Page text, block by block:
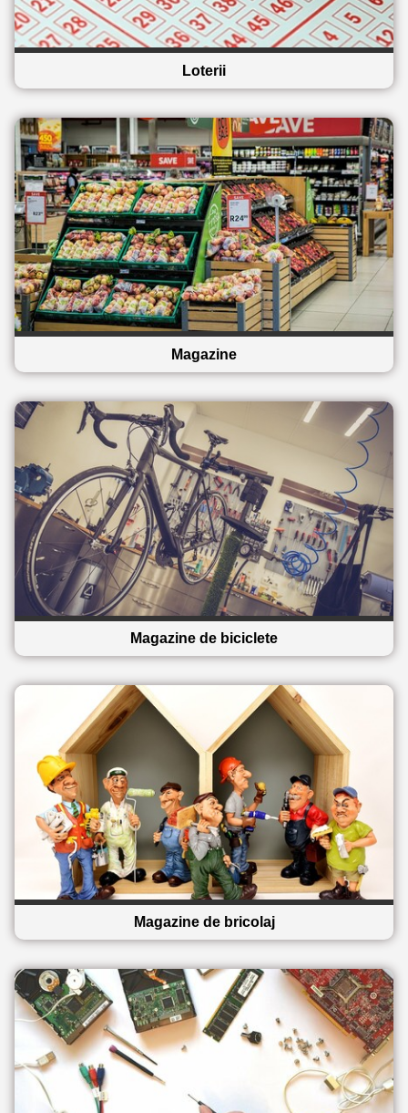
Loterii
Magazine
Magazine de biciclete
Magazine de bricolaj